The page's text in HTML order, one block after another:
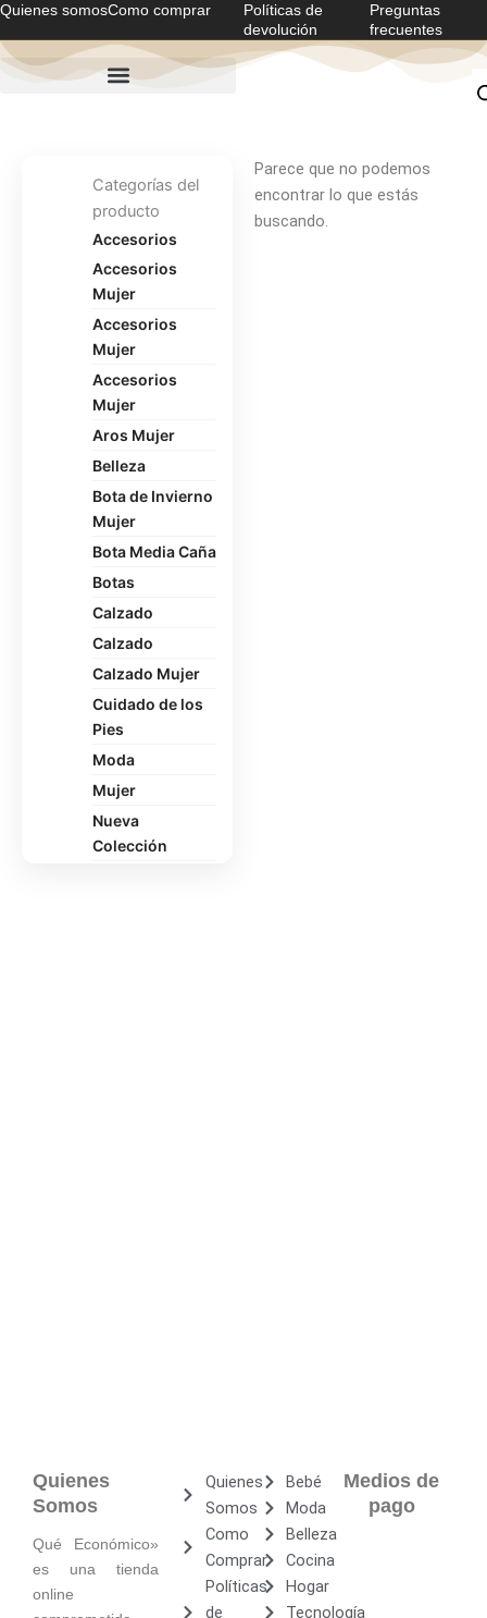
Ir
al
contenido
Quienes somosComo comprar
Políticas de
devolución
Preguntas
frecuentes
Categorías del
producto
Accesorios
Accesorios
Mujer
Accesorios
Mujer
Accesorios
Mujer
Aros Mujer
Belleza
Bota de Invierno
Mujer
Bota Media Caña
Botas
Calzado
Calzado
Calzado Mujer
Cuidado de los
Pies
Moda
Mujer
Nueva
Colección
Parece que no podemos
encontrar lo que estás
buscando.
Quienes
Somos
Qué Económico»
es una tienda
online
Quienes
Somos
Como
Comprar
Políticas
de
Bebé
Moda
Belleza
Cocina
Hogar
Tecnología
Medios de
pago